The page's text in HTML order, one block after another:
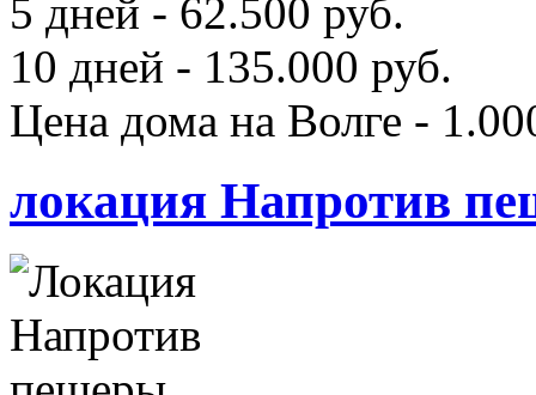
5 дней - 62.500 руб.
10 дней - 135.000 руб.
Цена дома на Волге -
локация Напротив